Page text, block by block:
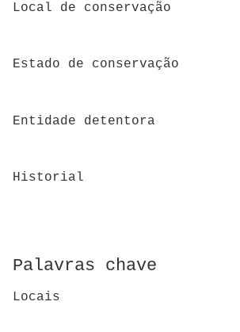
Local de conservação
Estado de conservação
Entidade detentora
Historial
Palavras chave
Locais